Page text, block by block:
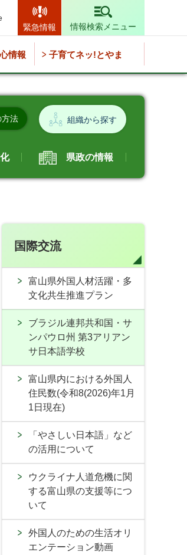
緊急情報
情報検索メニュー
情報 子育てネッ!とやま
方法 組織から探す
県政の情報
国際交流
富山県外国人材活躍・多
文化共生推進プラン
ブラジル連邦共和国・サ
ンパウロ州 第3アリアン
サ日本語学校
富山県内における外国人
住民数(令和8(2026)年1月
1日現在)
「やさしい日本語」など
の活用について
ウクライナ人道危機に関
する富山県の支援等につ
いて
外国人のための生活オリ
エンテーション動画